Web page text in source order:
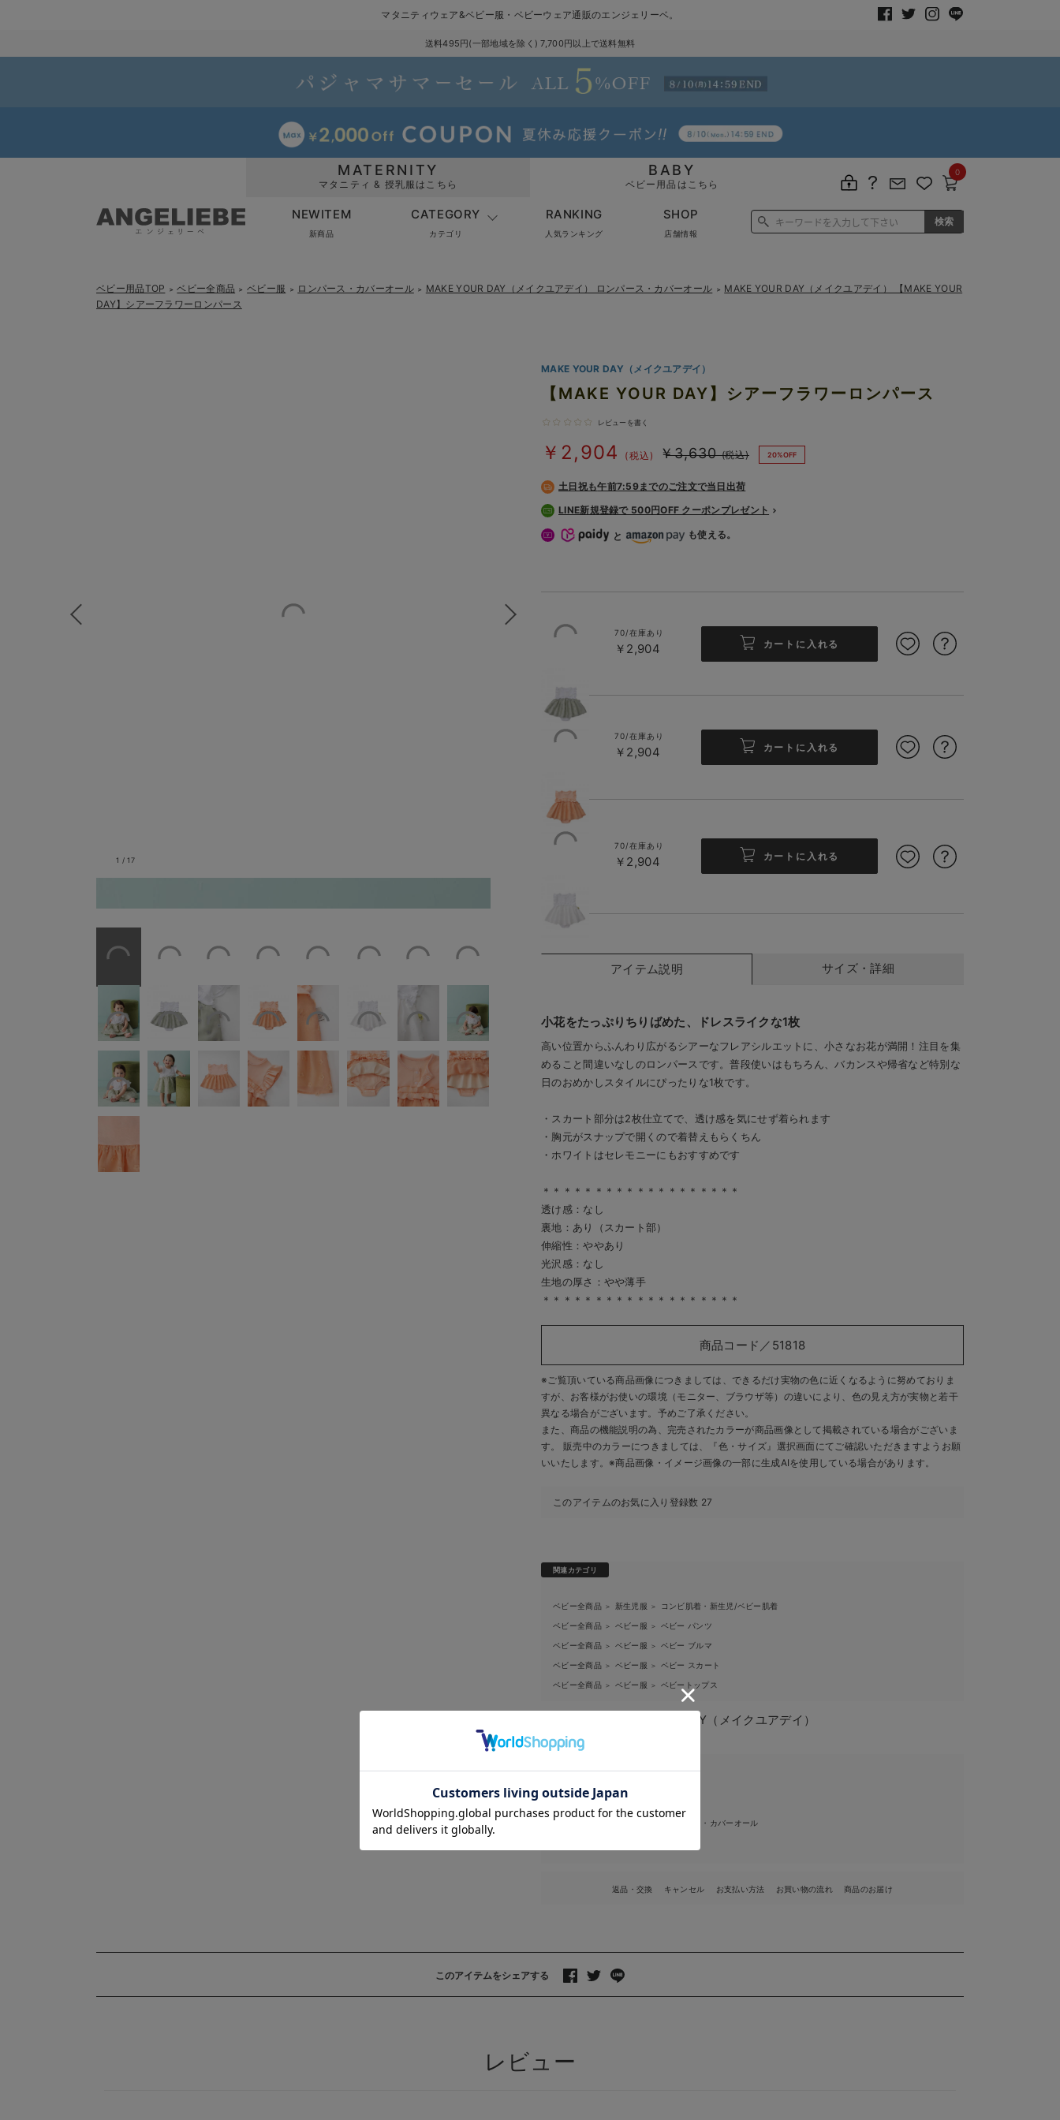
マタニティウェア&ベビー服・ベビーウェア通販のエンジェリーベ。
送料495円(一部地域を除く) 7,700円以上で送料無料
MATERNITY
マタニティ & 授乳服はこちら
BABY
ベビー用品はこちら
0
NEWITEM
新商品
CATEGORY
カテゴリ
RANKING
人気ランキング
SHOP
店舗情報
ベビー用品TOP ＞ ベビー全商品 ＞ ベビー服 ＞ ロンパース・カバーオール ＞ MAKE YOUR DAY（メイクユアデイ） ロンパース・カバーオール ＞
MAKE YOUR DAY（メイクユアデイ） 【MAKE YOUR
DAY】シアーフラワーロンパース
1 /17
MAKE YOUR DAY（メイクユアデイ）
【MAKE YOUR DAY】シアーフラワーロンパース
レビューを書く
￥3,630 (税込)
￥2,904 (税込) 20%OFF
土日祝も午前7:59までのご注文で当日出荷
LINE新規登録で 500円OFF クーポンプレゼント
と も使える。
70/在庫あり
￥2,904 カートに入れる
70/在庫あり
￥2,904 カートに入れる
70/在庫あり
￥2,904 カートに入れる
アイテム説明 サイズ・詳細
小花をたっぷりちりばめた、ドレスライクな1枚
高い位置からふんわり広がるシアーなフレアシルエットに、小さなお花が満開！注目を集
めること間違いなしのロンパースです。普段使いはもちろん、バカンスや帰省など特別な
日のおめかしスタイルにぴったりな1枚です。
・スカート部分は2枚仕立てで、透け感を気にせず着られます
・胸元がスナップで開くので着替えもらくちん
・ホワイトはセレモニーにもおすすめです
＊＊＊＊＊＊＊＊＊＊＊＊＊＊＊＊＊＊＊
透け感：なし
裏地：あり（スカート部）
伸縮性：ややあり
光沢感：なし
生地の厚さ：やや薄手
＊＊＊＊＊＊＊＊＊＊＊＊＊＊＊＊＊＊＊
商品コード／51818
※ご覧頂いている商品画像につきましては、できるだけ実物の色に近くなるように努めておりま
すが、 お客様がお使いの環境（モニター、ブラウザ等）の違いにより、色の見え方が実物と若干
異なる場合がございます。予めご了承ください。
また、商品の機能説明の為、完売されたカラーが商品画像として掲載されている場合がございま
す。 販売中のカラーにつきましては、『色・サイズ』選択画面にてご確認いただきますようお願
いいたします。 ※商品画像・イメージ画像の一部に生成AIを使用している場合があります。
このアイテムのお気に入り登録数 27
関連カテゴリ
ベビー全商品 ＞ 新生児服 ＞ コンビ肌着・新生児/ベビー肌着
ベビー全商品 ＞ ベビー服 ＞ ベビー パンツ
ベビー全商品 ＞ ベビー服 ＞ ベビー ブルマ
ベビー全商品 ＞ ベビー服 ＞ ベビー スカート
ベビー全商品 ＞ ベビー服 ＞ ベビートップス
MAKE YOUR DAY（メイクユアデイ）
ベビー全商品＞ ベビー｜新商品
ベビー全商品 ロンパース・カバーオール
返品・交換 キャンセル お支払い方法 お買い物の流れ 商品のお届け
このアイテムをシェアする >
レビュー
お気に入り商品を確認する